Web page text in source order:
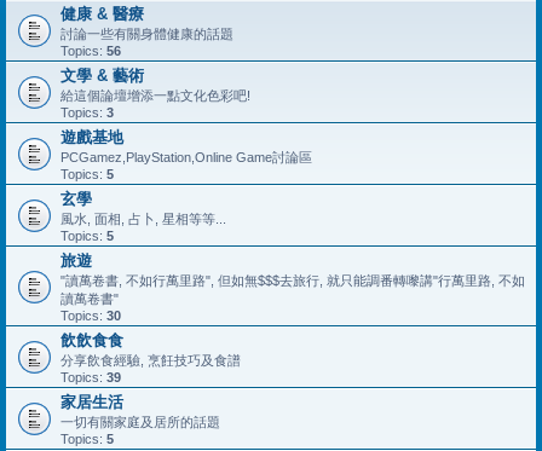
健康 & 醫療
討論一些有關身體健康的話題
Topics: 56
文學 & 藝術
給這個論壇增添一點文化色彩吧!
Topics: 3
遊戲基地
PCGamez,PlayStation,Online Game討論區
Topics: 5
玄學
風水, 面相, 占卜, 星相等等...
Topics: 5
旅遊
"讀萬卷書, 不如行萬里路", 但如無$$$去旅行, 就只能調番轉嚟講"行萬里路, 不如
讀萬卷書"
Topics: 30
飲飲食食
分享飲食經驗, 烹飪技巧及食譜
Topics: 39
家居生活
一切有關家庭及居所的話題
Topics: 5